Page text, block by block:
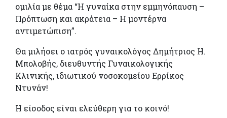
ομιλία με θέμα “Η γυναίκα στην εμμηνόπαυση –
Πρόπτωση και ακράτεια – Η μοντέρνα
αντιμετώπιση”.
Θα μιλήσει ο ιατρός γυναικολόγος Δημήτριος Η.
Μπολοβής, διευθυντής Γυναικολογικής
Κλινικής, ιδιωτικού νοσοκομείου Ερρίκος
Ντυνάν!
Η είσοδος είναι ελεύθερη για το κοινό!